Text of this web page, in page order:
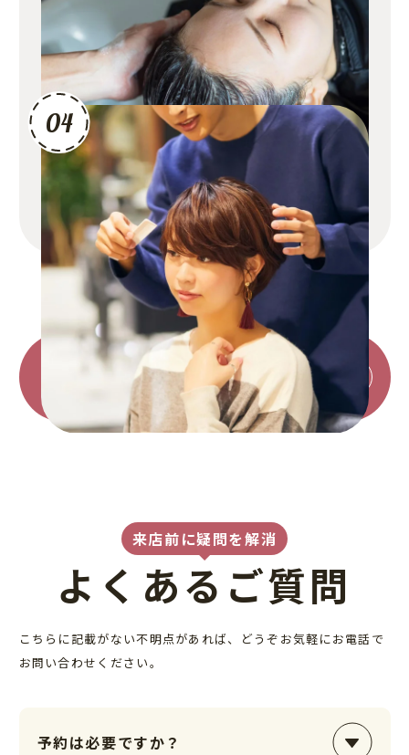
ス。頭皮や髪の状態に合わせたシャンプーとトリートメ
ントで、髪の芯から健やかに整えます。
04
仕上げ＆ホームケアアドバイス
仕上がりをご確認いただいた後、ご自宅でのスタイリン
グやお手入れ方法をわかりやすくお伝え。サロン帰りの
美しさを長くキープできるよう、しっかりサポートしま
す。
今すぐ空き状況を確認
ホットペッパーで予約
する
来店前に疑問を解消
よくあるご質問
こちらに記載がない不明点があれば、どうぞお気軽にお電話で
お問い合わせください。
予約は必要ですか？